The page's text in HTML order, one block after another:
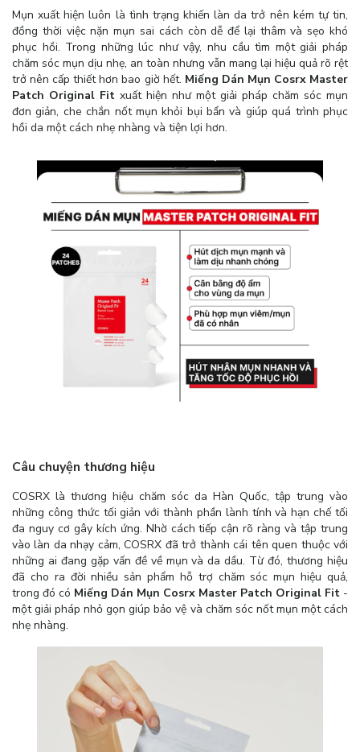
Mụn xuất hiện luôn là tình trạng khiến làn da trở nên kém tự tin,
đồng thời việc nặn mụn sai cách còn dễ để lại thâm và sẹo khó
phục hồi. Trong những lúc như vậy, nhu cầu tìm một giải pháp
chăm sóc mụn dịu nhẹ, an toàn nhưng vẫn mang lại hiệu quả rõ rệt
trở nên cấp thiết hơn bao giờ hết. Miếng Dán Mụn Cosrx Master
Patch Original Fit xuất hiện như một giải pháp chăm sóc mụn
đơn giản, che chắn nốt mụn khỏi bụi bẩn và giúp quá trình phục
hồi da một cách nhẹ nhàng và tiện lợi hơn.
Câu chuyện thương hiệu
COSRX là thương hiệu chăm sóc da Hàn Quốc, tập trung vào
những công thức tối giản với thành phần lành tính và hạn chế tối
đa nguy cơ gây kích ứng. Nhờ cách tiếp cận rõ ràng và tập trung
vào làn da nhạy cảm, COSRX đã trở thành cái tên quen thuộc với
những ai đang gặp vấn đề về mụn và da dầu. Từ đó, thương hiệu
đã cho ra đời nhiều sản phẩm hỗ trợ chăm sóc mụn hiệu quả,
trong đó có Miếng Dán Mụn Cosrx Master Patch Original Fit -
một giải pháp nhỏ gọn giúp bảo vệ và chăm sóc nốt mụn một cách
nhẹ nhàng.